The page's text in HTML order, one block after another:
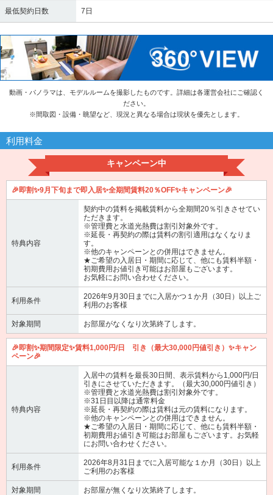
最低契約日数 7日
動画・パノラマは、モデルルームを撮影したものです。詳細は各運営会社にご確認く
ださい。
※間取図・設備・眺望など、現況と異なる場合は現状を優先とします。
利用料金
キャンペーン中
🎉即割✨9月下旬まで即入居✨全期間賃料20％OFF✨キャンペーン🎉
特典内容
契約中の賃料を掲載賃料から全期間20％引きさせてい
ただきます。
※管理費と水道光熱費は割引対象外です。
※延長・再契約の際は賃料の割引適用はなくなりま
す。
※他のキャンペーンとの併用はできません。
★ご希望の入居日・期間に応じて、他にも賃料半額・
初期費用お値引き可能はお部屋もございます。
お気軽にお問い合わせください。
利用条件
2026年9月30日までに入居かつ１か月（30日）以上ご
利用のお客様
対象期間 お部屋がなくなり次第終了します。
🎉即割✨期間限定✨賃料1,000円/日 引き（最大30,000円値引き）✨キャン
ペーン🎉
特典内容
入居中の賃料を最長30日間、表示賃料から1,000円/日
引きにさせていただきます。（最大30,000円値引き）
※管理費と水道光熱費は割引対象外です。
※31日目以降は通常料金
※延長・再契約の際は賃料は元の賃料になります。
※他のキャンペーンとの併用はできません。
★ご希望の入居日・期間に応じて、他にも賃料半額・
初期費用お値引き可能はお部屋もございます。お気軽
にお問い合わせください。
利用条件
2026年8月31日までに入居可能な１か月（30日）以上
ご利用のお客様
対象期間 お部屋が無くなり次第終了します。